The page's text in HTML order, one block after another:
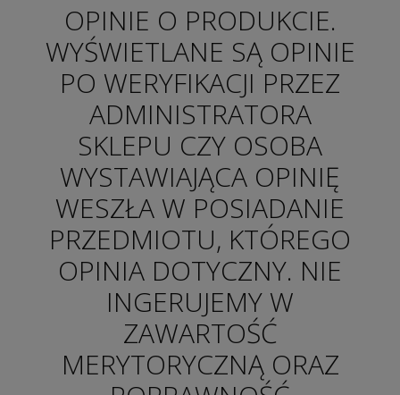
OPINIE O PRODUKCIE.
WYŚWIETLANE SĄ OPINIE
PO WERYFIKACJI PRZEZ
ADMINISTRATORA
SKLEPU CZY OSOBA
WYSTAWIAJĄCA OPINIĘ
WESZŁA W POSIADANIE
PRZEDMIOTU, KTÓREGO
OPINIA DOTYCZNY. NIE
INGERUJEMY W
ZAWARTOŚĆ
MERYTORYCZNĄ ORAZ